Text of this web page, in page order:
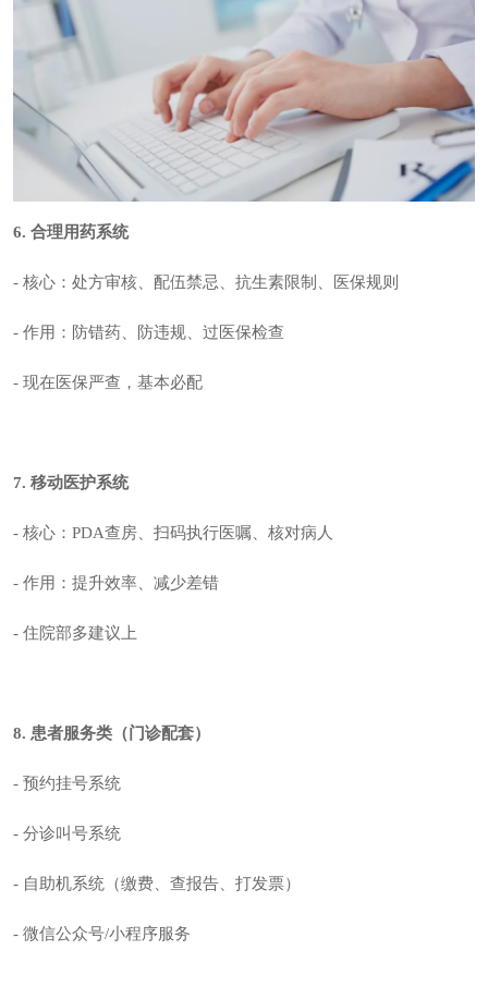
6. 合理用药系统
- 核心：处方审核、配伍禁忌、抗生素限制、医保规则
- 作用：防错药、防违规、过医保检查
- 现在医保严查，基本必配
7. 移动医护系统
- 核心：PDA查房、扫码执行医嘱、核对病人
- 作用：提升效率、减少差错
- 住院部多建议上
8. 患者服务类（门诊配套）
- 预约挂号系统
- 分诊叫号系统
- 自助机系统（缴费、查报告、打发票）
- 微信公众号/小程序服务